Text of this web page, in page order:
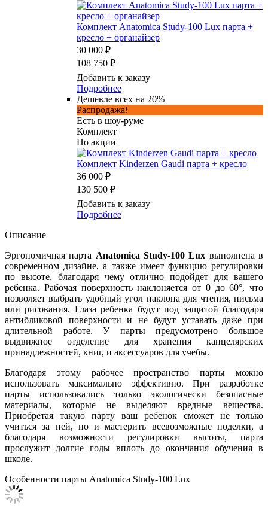
Комплект Anatomica Study-100 Lux парта +
кресло + органайзер
30 000 ₽
108 750 ₽
Добавить к заказу
Подробнее
Дешевле всех на 20%
Распродажа!
Есть в шоу-руме
Комплект
По акции
Комплект Kinderzen Gaudi парта + кресло
36 000 ₽
130 500 ₽
Добавить к заказу
Подробнее
Описание
Эргономичная парта Anatomica Study-100 Lux выполнена в
современном дизайне, а также имеет функцию регулировки
по высоте, благодаря чему отлично подойдет для вашего
ребенка. Рабочая поверхность наклоняется от 0 до 60°, что
позволяет выбрать удобный угол наклона для чтения, письма
или рисования. Глаза ребенка будут под защитой благодаря
антибликовой поверхности и не будут уставать даже при
длительной работе. У парты предусмотрено большое
выдвижное отделение для хранения канцелярских
принадлежностей, книг, и аксессуаров для учебы.
Благодаря этому рабочее пространство парты можно
использовать максимально эффективно. При разработке
парты использовались только экологически безопасные
материалы, которые не выделяют вредные вещества.
Приобретая такую парту ваш ребенок сможет не только
учиться за ней, но и мастерить всевозможные поделки, а
благодаря возможности регулировки высоты, парта
прослужит долгие годы вплоть до окончания обучения в
школе.
Особенности парты Anatomica Study-100 Lux